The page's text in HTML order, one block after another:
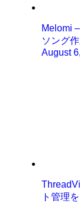
Melomi
ソング
August
ト管理